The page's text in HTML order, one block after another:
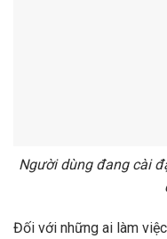
Người dùng đang cài
Đối với những ai làm